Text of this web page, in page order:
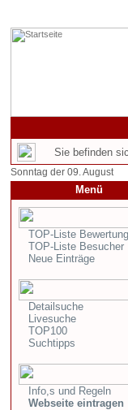
Sie befinden
Sonntag der 09. August
Menü
TOP-Liste Bewertung
TOP-Liste Besucher
Neue Einträge
Detailsuche
Livesuche
TOP100
Suchtipps
Info,s und Regeln
Webseite eintragen